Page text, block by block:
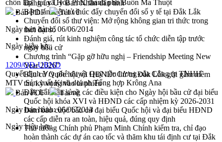
Đảng ủy Ủy Ban Nhân dân tỉnh
Bệnh án điện tử thúc đẩy chuyển đổi số y tế tại Đắk Lắk
Chuyển đổi số thư viện: Mở rộng không gian tri thức trong
thời đại số
Đánh giá, rút kinh nghiệm công tác tổ chức diễn tập trước
ngày bầu cử
Chương trình “Gặp gỡ hữu nghị – Friendship Meeting New
Year 2026”
Bầu cử Quốc hội và HĐND: Cử tri Đắk Lắk gửi gắm niềm
tin, kỳ vọng vào lá phiếu
Đắk Lắk sẵn sàng các điều kiện cho Ngày hội bầu cử đại biểu
Quốc hội khóa XVI và HĐND các cấp nhiệm kỳ 2026-2031
Đảm bảo cuộc bầu cử đại biểu Quốc hội và đại biểu HĐND
các cấp diễn ra an toàn, hiệu quả, đúng quy định
Thủ tướng Chính phủ Phạm Minh Chính kiểm tra, chỉ đạo
hoàn thành các dự án cao tốc và thăm khu tái định cư tại Đắk
chôn lấp" tại xã Hòa Phú, thành phố Buôn Ma Thuột
Bản PDF
Tải về
Ngày ban hành:06/06/2014
Ngày hiệu lực:
1209/QĐ-UBND
Quyết định V/v phê duyệt Quỹ tiền lương của Công ty TNHH
MTV Sản xuất Kinh doanh Tổng hợp Krông Ana
Bản PDF
Tải về
Ngày ban hành:06/06/2014
Ngày hiệu lực: